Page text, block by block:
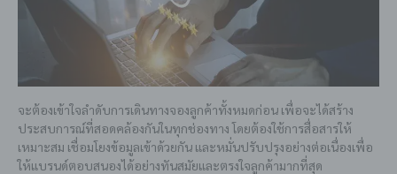
จะต้องเข้าใจลำดับการเดินทางจองลูกค้าทั้งหมดก่อน เพื่อจะได้สร้าง
ประสบการณ์ที่สอดคล้องกันในทุกช่องทาง โดยต้องใช้การสื่อสารให้
เหมาะสม เชื่อมโยงข้อมูลเข้าด้วยกัน และหมั่นปรับปรุงอย่างต่อเนื่องเพื่อ
ให้แบรนด์ตอบสนองได้อย่างทันสมัยและตรงใจลูกค้ามากที่สุด